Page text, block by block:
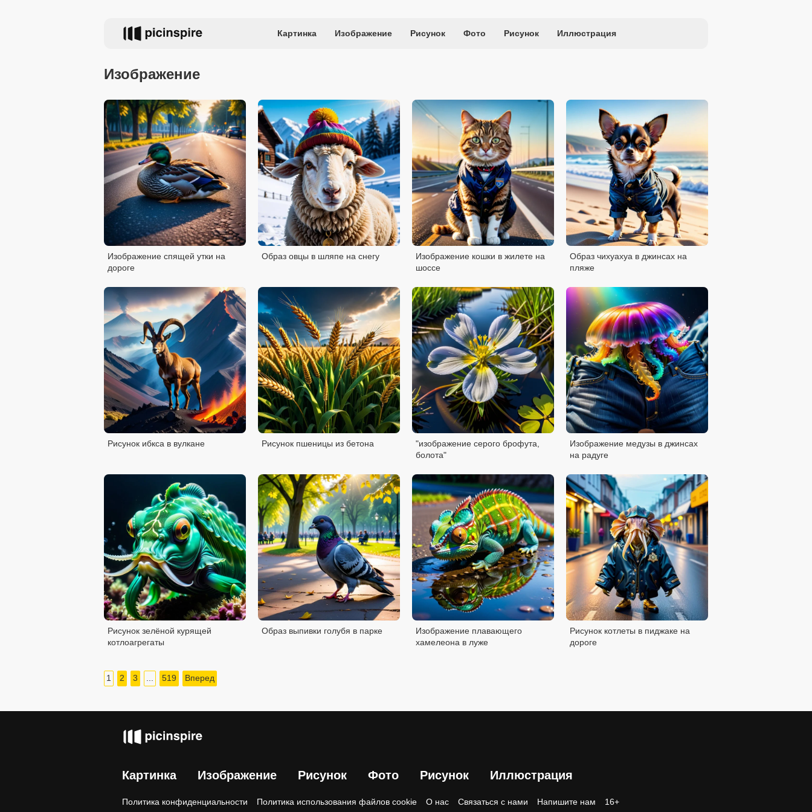
Картинка Изображение Рисунок Фото Рисунок Иллюстрация
Изображение
Изображение спящей утки на
дороге
Образ овцы в шляпе на снегу
Изображение кошки в жилете на
шоссе
Образ чихуахуа в джинсах на
пляже
Рисунок ибкса в вулкане Рисунок пшеницы из бетона
"изображение серого брофута,
болота"
Изображение медузы в джинсах
на радуге
Рисунок зелёной курящей
котлоагрегаты
Образ выпивки голубя в парке
Изображение плавающего
хамелеона в луже
Рисунок котлеты в пиджаке на
дороге
1 2 3 519 Вперед
Картинка Изображение Рисунок Фото Рисунок Иллюстрация
Политика конфиденциальности Политика использования файлов cookie О нас Связаться с нами Напишите нам 16+